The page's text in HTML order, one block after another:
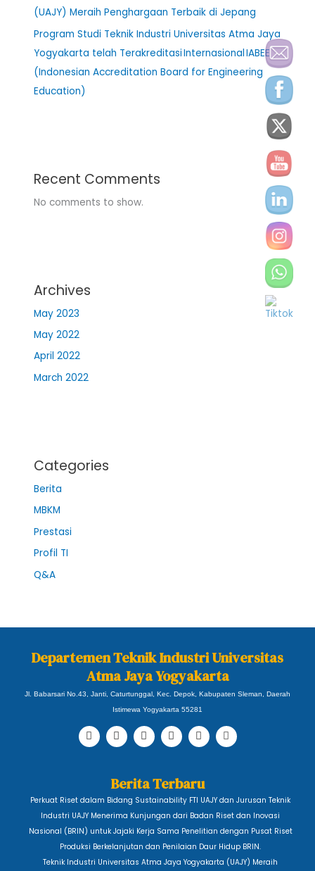
(UAJY) Meraih Penghargaan Terbaik di Jepang
Program Studi Teknik Industri Universitas Atma Jaya
Yogyakarta telah Terakreditasi Internasional IABEE
(Indonesian Accreditation Board for Engineering
Education)
Recent Comments
No comments to show.
Archives
May 2023
May 2022
April 2022
March 2022
Categories
Berita
MBKM
Prestasi
Profil TI
Q&A
Departemen Teknik Industri Universitas
Atma Jaya Yogyakarta
Jl. Babarsari No.43, Janti, Caturtunggal, Kec. Depok, Kabupaten Sleman, Daerah
Istimewa Yogyakarta 55281
F
a
c
o
k
T
w
i
e
r
Y
o
u
b
e
I
n
s
g
r
a
m
L
i
n
d
i
n
T
i
k
Berita Terbaru
Perkuat Riset dalam Bidang Sustainability FTI UAJY dan Jurusan Teknik
Industri UAJY Menerima Kunjungan dari Badan Riset dan Inovasi
Nasional (BRIN) untuk Jajaki Kerja Sama Penelitian dengan Pusat Riset
Produksi Berkelanjutan dan Penilaian Daur Hidup BRIN.
Teknik Industri Universitas Atma Jaya Yogyakarta (UAJY) Meraih